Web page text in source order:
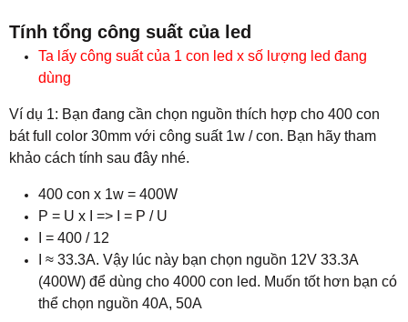
Tính tổng công suất của led
Ta lấy công suất của 1 con led x số lượng led đang
dùng
Ví dụ 1: Bạn đang cần chọn nguồn thích hợp cho 400 con
bát full color 30mm với công suất 1w / con. Bạn hãy tham
khảo cách tính sau đây nhé.
400 con x 1w = 400W
P = U x I => I = P / U
I = 400 / 12
I ≈ 33.3A. Vậy lúc này bạn chọn nguồn 12V 33.3A
(400W) để dùng cho 4000 con led. Muốn tốt hơn bạn có
thể chọn nguồn 40A, 50A